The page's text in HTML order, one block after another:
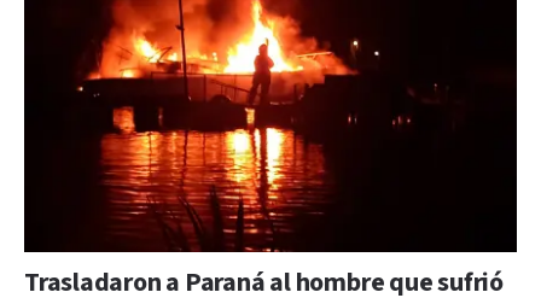
Trasladaron a Paraná al hombre que sufrió